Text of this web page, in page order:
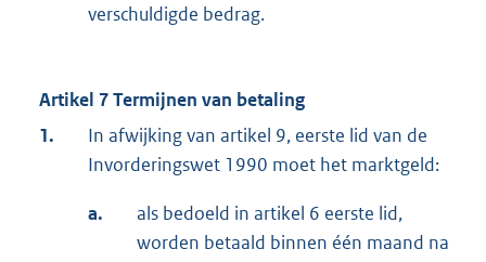
verschuldigde bedrag.
Artikel 7 Termijnen van betaling
1.
In afwijking van artikel 9, eerste lid van de
Invorderingswet 1990 moet het marktgeld:
a.
als bedoeld in artikel 6 eerste lid,
worden betaald binnen één maand na